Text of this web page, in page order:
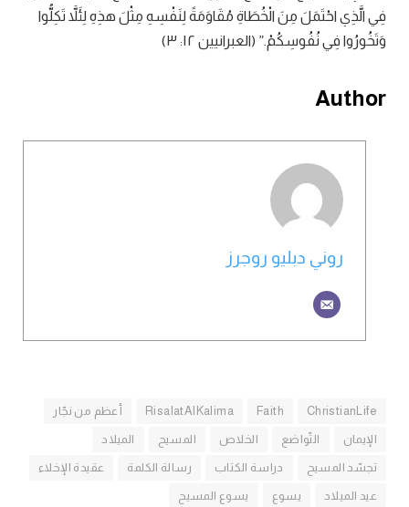
فِي الَّذِي احْتَمَلَ مِنَ الْخُطَاةِ مُقَاوَمَةً لِنَفْسِهِ مِثْلَ هذِهِ لِئَلاَّ تَكِلُّوا
وَتَخُورُوا فِي نُفُوسِكُمْ.” (العبرانيين ١٢: ٣)
Author
روني دبليو روجرز
ChristianLife
Faith
RisalatAlKalima أعظم من نجّار
الإيمان التّواضع الخلاص المسيح الميلاد
تجسّد المسيح دراسة الكتاب رسالة الكلمة عقيدة الإخلاء
عيد الميلاد يسوع يسوع المسيح